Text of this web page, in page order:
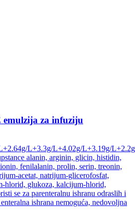
emulzija za infuziju
L+3.3g/L+4.02g/L+3.19g/
alanin, arginin, glicin, histidin,
fenilalanin, prolin, serin, treonin,
acetat, natrijum-glicerofosfat,
hlorid, glukoza, kalcijum-hlorid,
se za parenteralnu ishranu odraslih i
ishrana nemoguća, nedovoljna